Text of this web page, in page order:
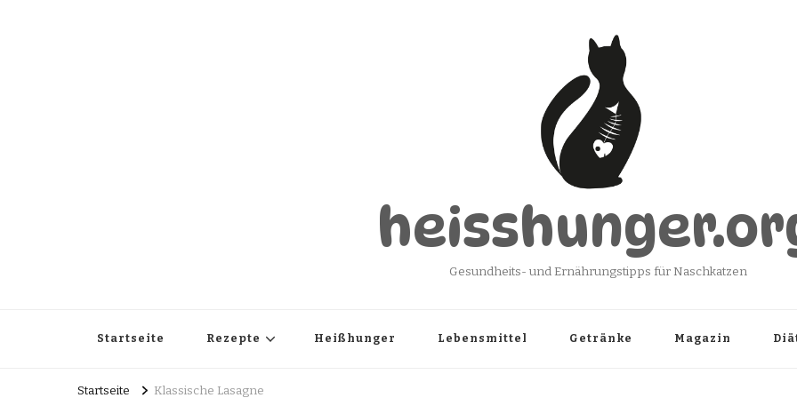
Gesundheits- und Ernährungstipps für Naschkatzen
Startseite Rezepte Heißhunger Lebensmittel Getränke Magazin
Startseite Klassische Lasagne